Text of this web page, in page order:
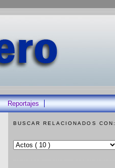
Reportajes
BUSCAR RELACIONADOS CON: